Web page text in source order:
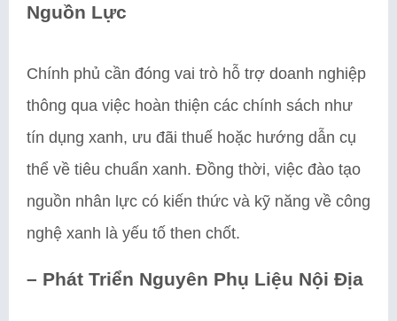
Nguồn Lực
Chính phủ cần đóng vai trò hỗ trợ doanh nghiệp
thông qua việc hoàn thiện các chính sách như
tín dụng xanh, ưu đãi thuế hoặc hướng dẫn cụ
thể về tiêu chuẩn xanh. Đồng thời, việc đào tạo
nguồn nhân lực có kiến thức và kỹ năng về công
nghệ xanh là yếu tố then chốt.
– Phát Triển Nguyên Phụ Liệu Nội Địa